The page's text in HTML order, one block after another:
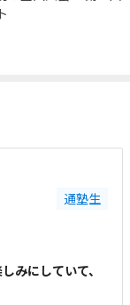
通塾生
みにしていて、